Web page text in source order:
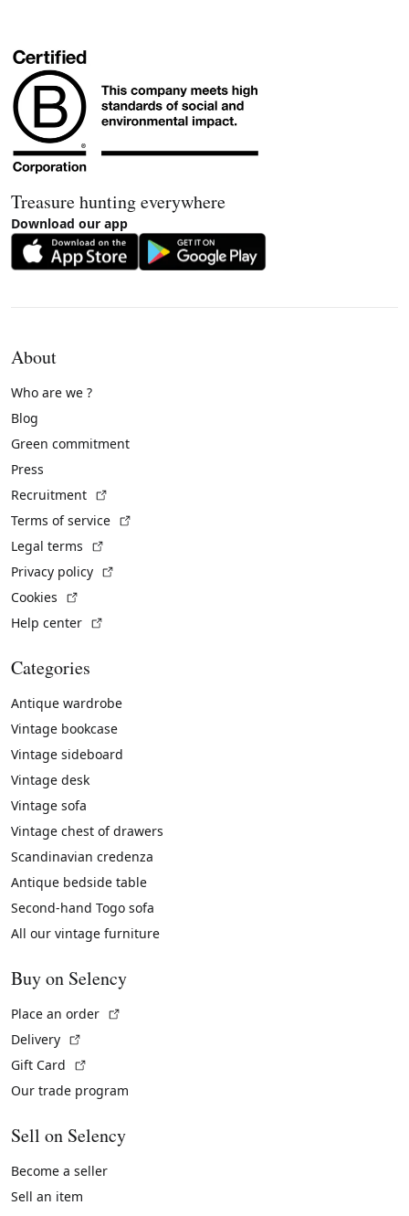
Treasure hunting everywhere
Download our app
About
Who are we ?
Blog
Green commitment
Press
Recruitment
Terms of service
Legal terms
Privacy policy
Cookies
Help center
Categories
Antique wardrobe
Vintage bookcase
Vintage sideboard
Vintage desk
Vintage sofa
Vintage chest of drawers
Scandinavian credenza
Antique bedside table
Second-hand Togo sofa
All our vintage furniture
Buy on Selency
Place an order
Delivery
Gift Card
Our trade program
Sell on Selency
Become a seller
Sell an item